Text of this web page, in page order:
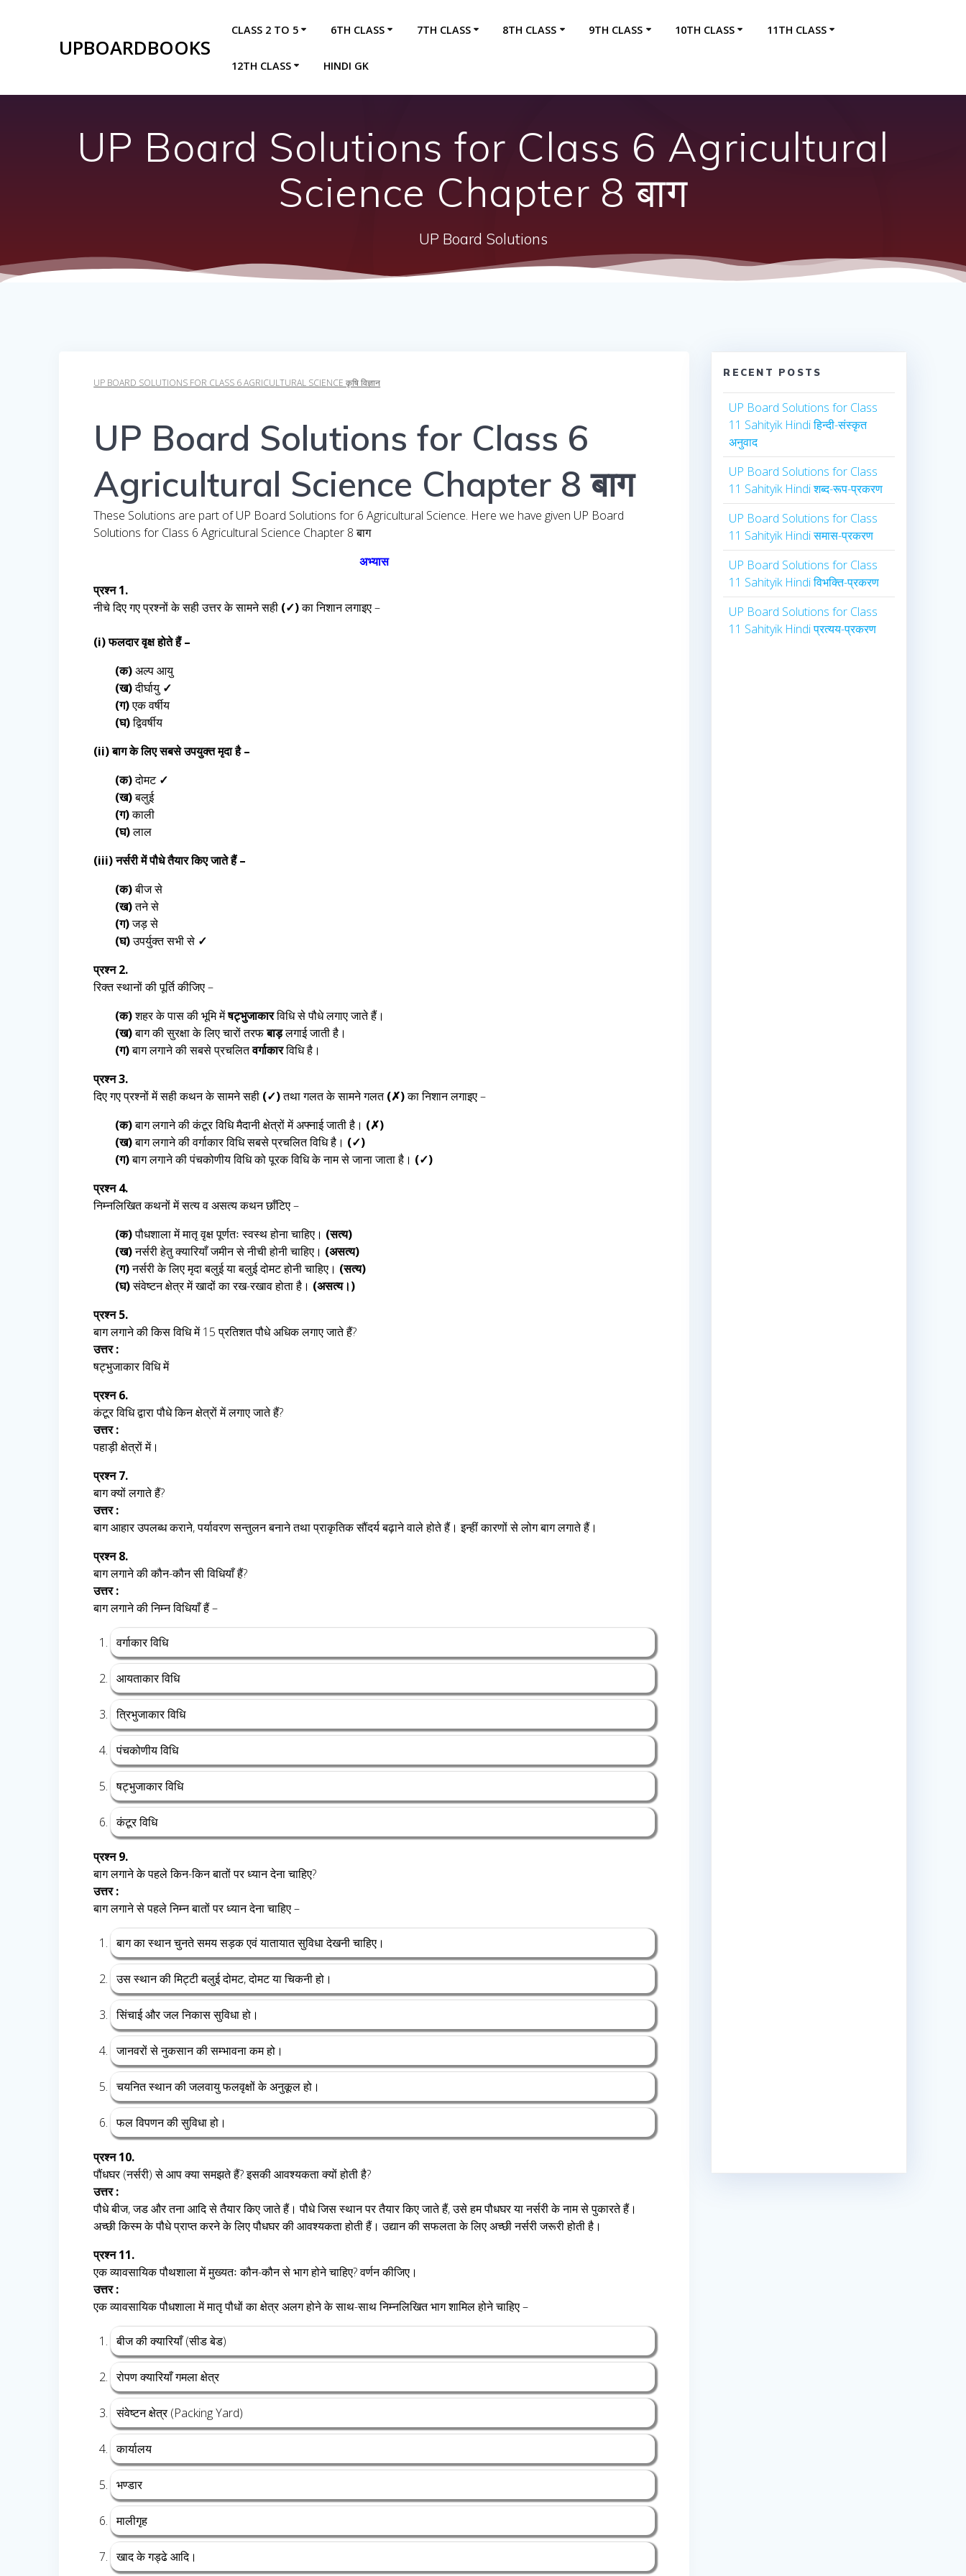
UPBOARDBOOKS
CLASS 2 TO 5 6TH CLASS 7TH CLASS 8TH CLASS 9TH CLASS 10TH CLASS 11TH CLASS
12TH CLASS HINDI GK
UP Board Solutions for Class 6 Agricultural
Science Chapter 8 बाग
UP Board Solutions
UP BOARD SOLUTIONS FOR CLASS 6 AGRICULTURAL SCIENCE कृषि विज्ञान
UP Board Solutions for Class 6
Agricultural Science Chapter 8 बाग
These Solutions are part of UP Board Solutions for 6 Agricultural Science. Here we have given UP Board
Solutions for Class 6 Agricultural Science Chapter 8 बाग
अभ्यास
प्रश्न 1.
नीचे दिए गए प्रश्नों के सही उत्तर के सामने सही (✓)का निशान लगाइए –
(i) फलदार वृक्ष होते हैं –
(क)अल्प आयु
(ख)दीर्घायु ✓
(ग)एक वर्षीय
(घ)द्विवर्षीय
(ii) बाग के लिए सबसे उपयुक्त मृदा है –
(क)दोमट ✓
(ख)बलुई
(ग)काली
(घ)लाल
(iii) नर्सरी में पौधे तैयार किए जाते हैं –
(क)बीज से
(ख)तने से
(ग)जड़ से
(घ)उपर्युक्त सभी से ✓
प्रश्न 2.
रिक्त स्थानों की पूर्ति कीजिए –
(क)शहर के पास की भूमि मेंषट्भुजाकारविधि से पौधे लगाए जाते हैं।
(ख)बाग की सुरक्षा के लिए चारों तरफबाड़लगाई जाती है।
(ग)बाग लगाने की सबसे प्रचलितवर्गाकारविधि है।
प्रश्न 3.
दिए गए प्रश्नों में सही कथन के सामने सही (✓)तथा गलत के सामने गलत(✗)का निशान लगाइए –
(क)बाग लगाने की कंटूर विधि मैदानी क्षेत्रों में अफ्नाई जाती है। (✗)
(ख)बाग लगाने की वर्गाकार विधि सबसे प्रचलित विधि है। (✓)
(ग)बाग लगाने की पंचकोणीय विधि को पूरक विधि के नाम से जाना जाता है। (✓)
प्रश्न 4.
निम्नलिखित कथनों में सत्य व असत्य कथन छाँटिए –
(क)पौधशाला में मातृ वृक्ष पूर्णतः स्वस्थ होना चाहिए। (सत्य)
(ख)नर्सरी हेतु क्यारियाँ जमीन से नीची होनी चाहिए। (असत्य)
(ग)नर्सरी के लिए मृदा बलुई या बलुई दोमट होनी चाहिए। (सत्य)
(घ)संवेष्टन क्षेत्र में खादों का रख-रखाव होता है। (असत्य।)
प्रश्न 5.
बाग लगाने की किस विधि में 15 प्रतिशत पौधे अधिक लगाए जाते हैं?
उत्तर :
षट्भुजाकार विधि में
प्रश्न 6.
कंटूर विधि द्वारा पौधे किन क्षेत्रों में लगाए जाते हैं?
उत्तर :
पहाड़ी क्षेत्रों में।
प्रश्न 7.
बाग क्यों लगाते हैं?
उत्तर :
बाग आहार उपलब्ध कराने, पर्यावरण सन्तुलन बनाने तथा प्राकृतिक सौंदर्य बढ़ाने वाले होते हैं। इन्हीं कारणों से लोग बाग लगाते हैं।
प्रश्न 8.
बाग लगाने की कौन-कौन सी विधियाँ हैं?
उत्तर :
बाग लगाने की निम्न विधियाँ हैं –
वर्गाकार विधि
आयताकार विधि
त्रिभुजाकार विधि
पंचकोणीय विधि
षट्भुजाकार विधि
कंटूर विधि
प्रश्न 9.
बाग लगाने के पहले किन-किन बातों पर ध्यान देना चाहिए?
उत्तर :
बाग लगाने से पहले निम्न बातों पर ध्यान देना चाहिए –
बाग का स्थान चुनते समय सड़क एवं यातायात सुविधा देखनी चाहिए।
उस स्थान की मिट्टी बलुई दोमट, दोमट या चिकनी हो।
सिंचाई और जल निकास सुविधा हो।
जानवरों से नुकसान की सम्भावना कम हो।
चयनित स्थान की जलवायु फलवृक्षों के अनुकूल हो।
फल विपणन की सुविधा हो।
प्रश्न 10.
पौंधघर (नर्सरी) से आप क्या समझते हैं? इसकी आवश्यकता क्यों होती है?
उत्तर :
पौधे बीज, जड और तना आदि से तैयार किए जाते हैं। पौधे जिस स्थान पर तैयार किए जाते हैं, उसे हम पौधघर या नर्सरी के नाम से पुकारते हैं।
अच्छी किस्म के पौधे प्राप्त करने के लिए पौधघर की आवश्यकता होती हैं। उद्यान की सफलता के लिए अच्छी नर्सरी जरूरी होती है।
प्रश्न 11.
एक व्यावसायिक पौथशाला में मुख्यतः कौन-कौन से भाग होने चाहिए? वर्णन कीजिए।
उत्तर :
एक व्यावसायिक पौधशाला में मातृ पौधों का क्षेत्र अलग होने के साथ-साथ निम्नलिखित भाग शामिल होने चाहिए –
बीज की क्यारियाँ (सीड बेड)
रोपण क्यारियाँ गमला क्षेत्र
संवेष्टन क्षेत्र (Packing Yard)
कार्यालय
भण्डार
मालीगृह
खाद के गड्ढे आदि।
RECENT POSTS
UP Board Solutions for Class
11 Sahityik Hindi हिन्दी-संस्कृत
अनुवाद
UP Board Solutions for Class
11 Sahityik Hindi शब्द-रूप-प्रकरण
UP Board Solutions for Class
11 Sahityik Hindi समास-प्रकरण
UP Board Solutions for Class
11 Sahityik Hindi विभक्ति-प्रकरण
UP Board Solutions for Class
11 Sahityik Hindi प्रत्यय-प्रकरण